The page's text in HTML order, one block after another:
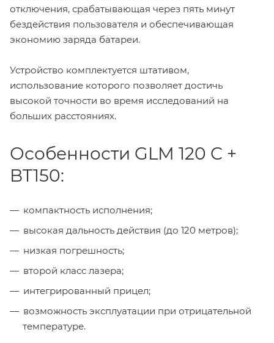
отключения, срабатывающая через пять минут
бездействия пользователя и обеспечивающая
экономию заряда батареи.
Устройство комплектуется штативом,
использование которого позволяет достичь
высокой точности во время исследований на
больших расстояниях.
Особенности GLM 120 C +
BT150:
компактность исполнения;
высокая дальность действия (до 120 метров);
низкая погрешность;
второй класс лазера;
интегрированный прицел;
возможность эксплуатации при отрицательной
температуре.